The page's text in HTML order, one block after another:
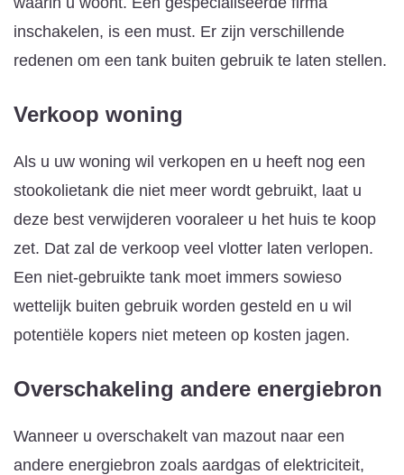
inschakelen, is een must. Er zijn verschillende
redenen om een tank buiten gebruik te laten stellen.
Verkoop woning
Als u uw woning wil verkopen en u heeft nog een
stookolietank die niet meer wordt gebruikt, laat u
deze best verwijderen vooraleer u het huis te koop
zet. Dat zal de verkoop veel vlotter laten verlopen.
Een niet-gebruikte tank moet immers sowieso
wettelijk buiten gebruik worden gesteld en u wil
potentiële kopers niet meteen op kosten jagen.
Overschakeling andere energiebron
Wanneer u overschakelt van mazout naar een
andere energiebron zoals aardgas of elektriciteit,